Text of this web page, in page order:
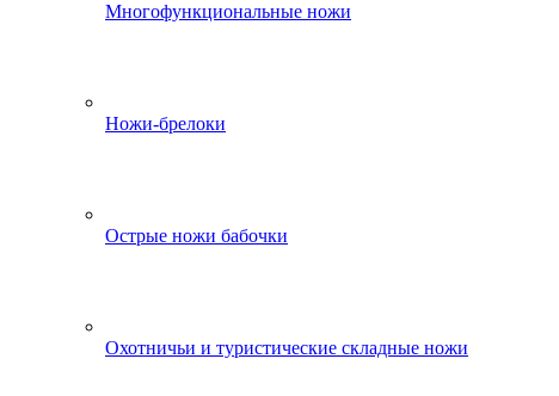
Многофункциональные ножи
Ножи-брелоки
Острые ножи бабочки
Охотничьи и туристические складные ножи